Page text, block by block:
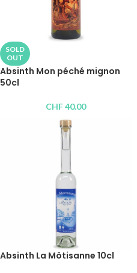
SOLD
OUT
Absinth Mon péché mignon
50cl
CHF40.00
Absinth La Môtisanne 10cl